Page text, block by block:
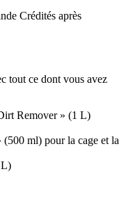
Crédités après
tout ce dont vous avez
Remover » (1 L)
ml) pour la cage et la
L)